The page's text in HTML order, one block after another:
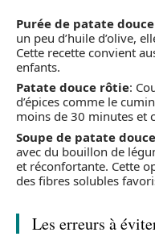
Purée de patate douce
un peu d’huile d’olive,
Cette recette convient
enfants.
Patate douce rôtie:
d’épices comme le
moins de 30 minutes et
Soupe de patate douce
avec du bouillon de
et réconfortante. Cette
des fibres solubles
Les erreurs à